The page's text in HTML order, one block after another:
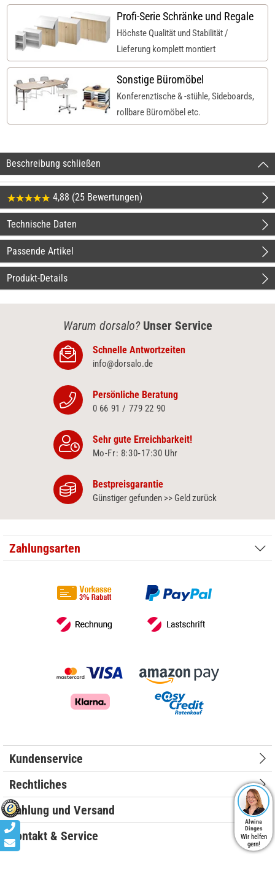
Profi-Serie Schränke und Regale
Höchste Qualität und Stabilität /
Lieferung komplett montiert
Sonstige Büromöbel
Konferenztische & -stühle, Sideboards,
rollbare Büromöbel etc.
Beschreibung schließen
4,88 (25 Bewertungen)
Technische Daten
Passende Artikel
Produkt-Details
Warum dorsalo? Unser Service
Schnelle Antwortzeiten
info@dorsalo.de
Persönliche Beratung
0 66 91 / 779 22 90
Sehr gute Erreichbarkeit!
Mo-Fr: 8:30‑17:30 Uhr
Bestpreisgarantie
Günstiger gefunden >> Geld zurück
Zahlungsarten
Kundenservice
Rechtliches
Zahlung und Versand
Kontakt & Service
Alwina
Dinges
Wir helfen
gern!